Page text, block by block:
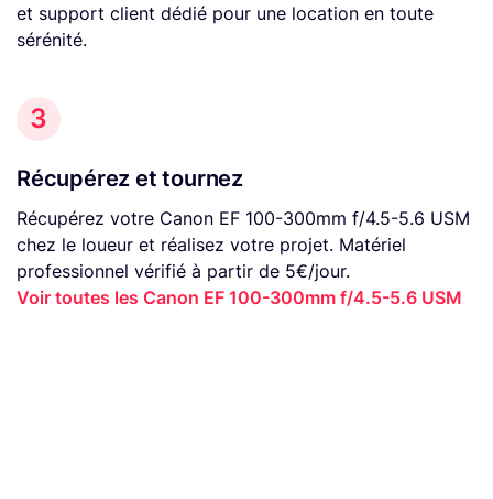
et support client dédié pour une location en toute
sérénité.
3
Récupérez et tournez
Récupérez votre Canon EF 100-300mm f/4.5-5.6 USM
chez le loueur et réalisez votre projet. Matériel
professionnel vérifié à partir de 5€/jour.
Voir toutes les Canon EF 100-300mm f/4.5-5.6 USM